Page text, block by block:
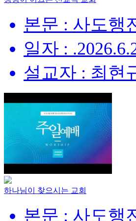
본문 : 사도행
일자 :
설교자 : 최현
하나님이 찾으시는 교회
본문 : 사도행